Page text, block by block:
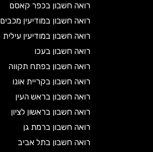
רואה חשבון בכפר קאסם
רואה חשבון במודיעין מכבים רעות
רואה חשבון במודיעין עילית
רואה חשבון בעכו
רואה חשבון בפתח תקווה
רואה חשבון בקריית אונו
רואה חשבון בראש העין
רואה חשבון בראשון לציון
רואה חשבון ברמת גן
רואה חשבון בתל אביב